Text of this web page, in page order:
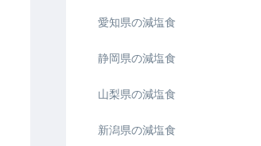
愛知県の減塩食
静岡県の減塩食
山梨県の減塩食
新潟県の減塩食